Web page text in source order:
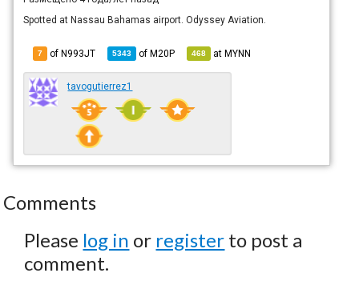
Spotted at Nassau Bahamas airport. Odyssey Aviation.
7 of N993JT 5343 ofM20P 468 atMYNN
tavogutierrez1
Comments
Please log in or register to post a
comment.